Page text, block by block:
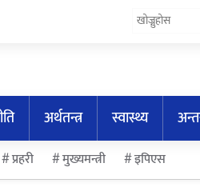
अर्थतन्त्र स्वास्थ्य
प्रहरी मुख्यमन्त्री इपिएस